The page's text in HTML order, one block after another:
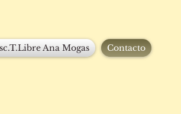
Ana Mogas Contacto